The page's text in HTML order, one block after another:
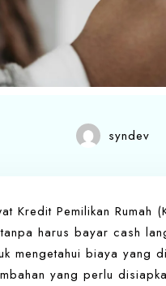
syndev
Kredit Pemilikan Rumah
harus bayar cash
mengetahui biaya yang
yang perlu